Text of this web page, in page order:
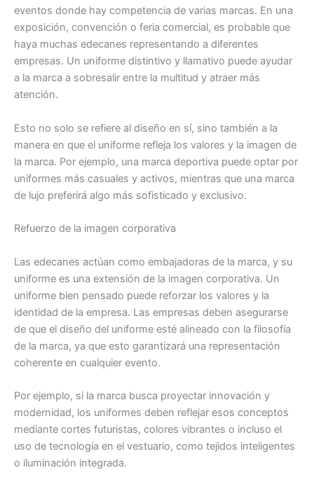
eventos donde hay competencia de varias marcas. En una
exposición, convención o feria comercial, es probable que
haya muchas edecanes representando a diferentes
empresas. Un uniforme distintivo y llamativo puede ayudar
a la marca a sobresalir entre la multitud y atraer más
atención.
Esto no solo se refiere al diseño en sí, sino también a la
manera en que el uniforme refleja los valores y la imagen de
la marca. Por ejemplo, una marca deportiva puede optar por
uniformes más casuales y activos, mientras que una marca
de lujo preferirá algo más sofisticado y exclusivo.
Refuerzo de la imagen corporativa
Las edecanes actúan como embajadoras de la marca, y su
uniforme es una extensión de la imagen corporativa. Un
uniforme bien pensado puede reforzar los valores y la
identidad de la empresa. Las empresas deben asegurarse
de que el diseño del uniforme esté alineado con la filosofía
de la marca, ya que esto garantizará una representación
coherente en cualquier evento.
Por ejemplo, si la marca busca proyectar innovación y
modernidad, los uniformes deben reflejar esos conceptos
mediante cortes futuristas, colores vibrantes o incluso el
uso de tecnología en el vestuario, como tejidos inteligentes
o iluminación integrada.